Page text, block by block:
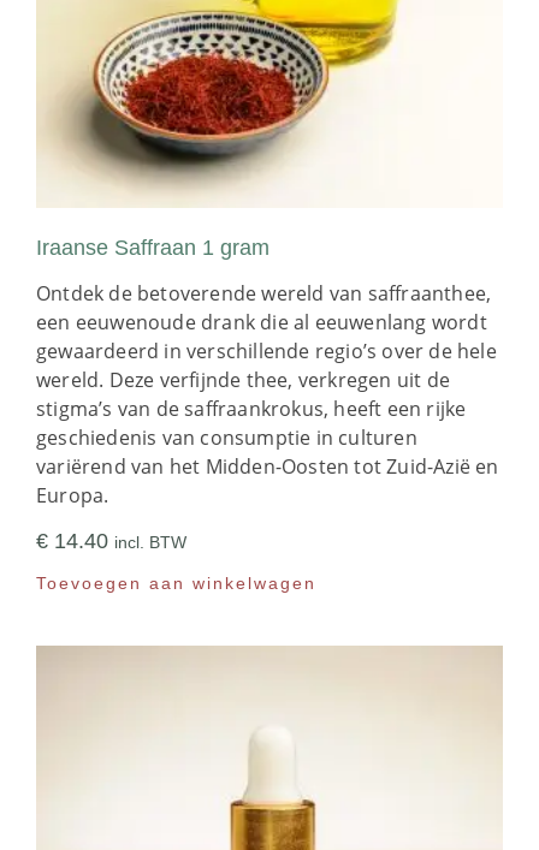
Iraanse Saffraan 1 gram
Ontdek de betoverende wereld van saffraanthee,
een eeuwenoude drank die al eeuwenlang wordt
gewaardeerd in verschillende regio’s over de hele
wereld. Deze verfijnde thee, verkregen uit de
stigma’s van de saffraankrokus, heeft een rijke
geschiedenis van consumptie in culturen
variërend van het Midden-Oosten tot Zuid-Azië en
Europa.
€ 14.40 incl. BTW
Toevoegen aan winkelwagen